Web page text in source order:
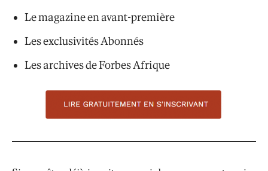
Le magazine en avant-première
Les exclusivités Abonnés
Les archives de Forbes Afrique